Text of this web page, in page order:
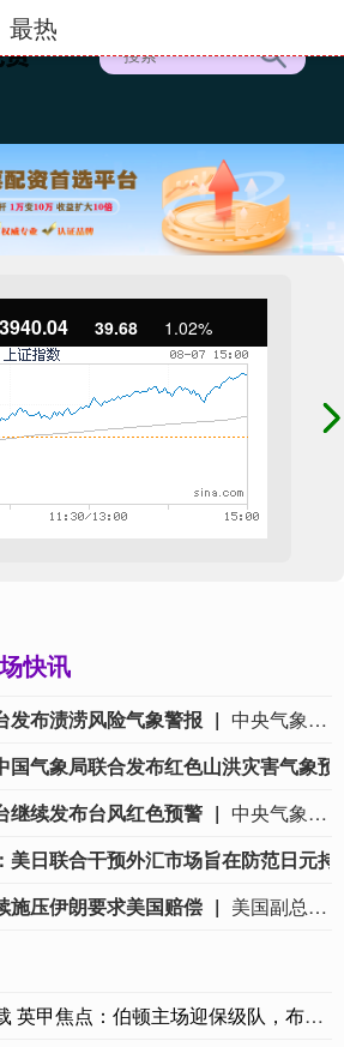
3940.04 39.68 1.02%
快讯
发布渍涝风险气象警报
中央气象台8月9日18时发布渍涝风险气象警报：受强降雨的影响，预计8月9日20时至10日20时，江苏南部、上海、浙江大部、安徽南部和西部、云南西南部等地部分地区发生渍涝的气象风险较高，其中，浙江东部和北部、安徽南部和西部等地部分地区发生渍涝的气象风险高，浙江东部部分地区发生渍涝的气象风险很高，易形成城市内涝和农田渍害，需加强防范。
继续发布台风红色预警
中央气象台8月9日18时继续发布台风红色预警：9日20时至10日20时，黄海南部、东海大部及钓鱼岛附近海域、台湾以东洋面、巴士海峡、台湾海峡、南海大部以及长江口区、杭州湾、江苏沿海、上海沿海、浙江沿海、福建东北部沿海、台湾岛沿海将有6-8级大风、阵风9-10级，其中东海西部、杭州湾、浙江沿海、长江口区将有9-12级大风、阵风13-14级，“白海豚”中心经过的附近海域或地区风力有13-14级，阵风15-16级。9日20时至10日20时，浙江、上海、福建北部、江苏、安徽、河南东南部、湖北东部、江西北部及台湾岛等地有大到暴雨，其中浙江大部、上海大部、江苏中南部、安徽中南部、福建北部等地有大暴雨，浙江中东部、安徽皖南山区和大别山区等地部分地区有特大暴雨(250-420毫米)。
施压伊朗要求美国赔偿 美国副总统万斯8月8日表示，美伊冲突还没有结束，目前仍处于“博弈中段”，并表示美方将会继续施压。而伊朗方面表示，霍尔木兹海峡的通航议题并不以美方表态为准，即便与阿曼达成协议，也不意味着重新开放霍尔木兹海峡，伊朗的条件包括美国应对违反谅解备忘录的行为作出赔偿等。据在伊朗德黑兰的总台记者李健南观察，伊朗国内的分析认为，尽管冲突和战争给伊朗国内经济带来负面影响，但伊朗不会轻易放弃霍尔木兹海峡这一反制美国的重要手段。如果美国不改变敌对政策，不在伊朗问题上作出实质性让步，伊朗也不会以牺牲国家安全来换取短暂的经济缓和。（CCTV国际时讯）
焦点：伯顿主场迎保级队，布莱克浦能否
最热